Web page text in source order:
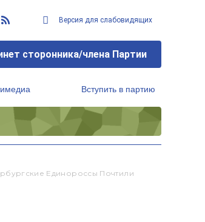
Версия для слабовидящих
сторонника/члена Партии
Вступить в партию
Единороссы Почтили